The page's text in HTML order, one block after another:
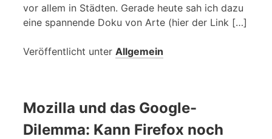
vor allem in Städten. Gerade heute sah ich dazu
eine spannende Doku von Arte (hier der Link […]
Veröffentlicht unter Allgemein
Mozilla und das Google-
Dilemma: Kann Firefox noch